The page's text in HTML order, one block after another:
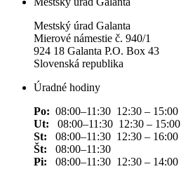
Mestský úrad Galanta
Mierové námestie č. 940/1
924 18 Galanta P.O. Box 43
Slovenská republika
Úradné hodiny
Po: 08:00–11:30 12:30 – 15:00
Ut: 08:00–11:30 12:30 – 15:00
St: 08:00–11:30 12:30 – 16:00
Št: 08:00–11:30
Pi: 08:00–11:30 12:30 – 14:00